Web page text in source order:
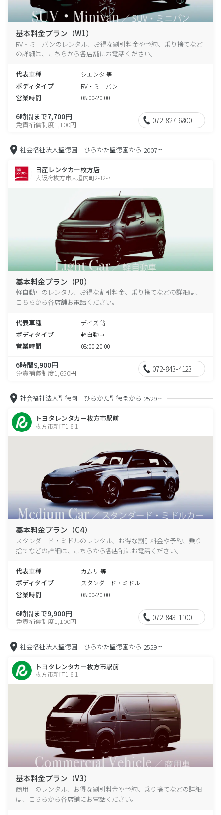
基本料金プラン（W1）
RV・ミニバンのレンタル、お得な割引料金や予約、乗り捨てなど
の詳細は、こちらから各店舗にお電話ください。
代表車種 シエンタ 等
ボディタイプ RV・ミニバン
営業時間 08:00-20:00
6時間まで7,700円
免責補償制度1,100円 072-827-6800
社会福祉法人聖徳園 ひらかた聖徳園から 2007m
日産レンタカー枚方店
大阪府枚方市大垣内町2-12-7
基本料金プラン（P0）
軽自動車のレンタル、お得な割引料金、乗り捨てなどの詳細は、
こちらから各店舗お電話ください。
代表車種 デイズ 等
ボディタイプ 軽自動車
営業時間 08:00-20:00
6時間9,900円
免責補償制度1,650円 072-843-4123
社会福祉法人聖徳園 ひらかた聖徳園から 2529m
トヨタレンタカー枚方市駅前
枚方市新町1-6-1
基本料金プラン（C4）
スタンダード・ミドルのレンタル、お得な割引料金や予約、乗り
捨てなどの詳細は、こちらから各店舗にお電話ください。
代表車種 カムリ 等
ボディタイプ スタンダード・ミドル
営業時間 08:00-20:00
6時間まで9,900円
免責補償制度1,100円 072-843-1100
社会福祉法人聖徳園 ひらかた聖徳園から 2529m
トヨタレンタカー枚方市駅前
枚方市新町1-6-1
基本料金プラン（V3）
商用車のレンタル、お得な割引料金や予約、乗り捨てなどの詳細
は、こちらから各店舗にお電話ください。